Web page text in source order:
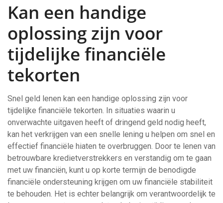
Kan een handige
oplossing zijn voor
tijdelijke financiële
tekorten
Snel geld lenen kan een handige oplossing zijn voor
tijdelijke financiële tekorten. In situaties waarin u
onverwachte uitgaven heeft of dringend geld nodig heeft,
kan het verkrijgen van een snelle lening u helpen om snel en
effectief financiële hiaten te overbruggen. Door te lenen van
betrouwbare kredietverstrekkers en verstandig om te gaan
met uw financiën, kunt u op korte termijn de benodigde
financiële ondersteuning krijgen om uw financiële stabiliteit
te behouden. Het is echter belangrijk om verantwoordelijk te